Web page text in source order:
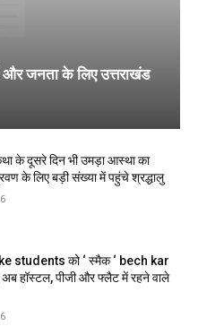
और जनता के लिए उत्तराखंड
के दूसरे दिन भी उमड़ा आस्था का
के लिए बड़ी संख्या में पहुंचे श्रद्धालु
students को ‘ स्मैक ‘ bech kar
अब हॉस्टल, पीजी और फ्लैट में रहने वाले